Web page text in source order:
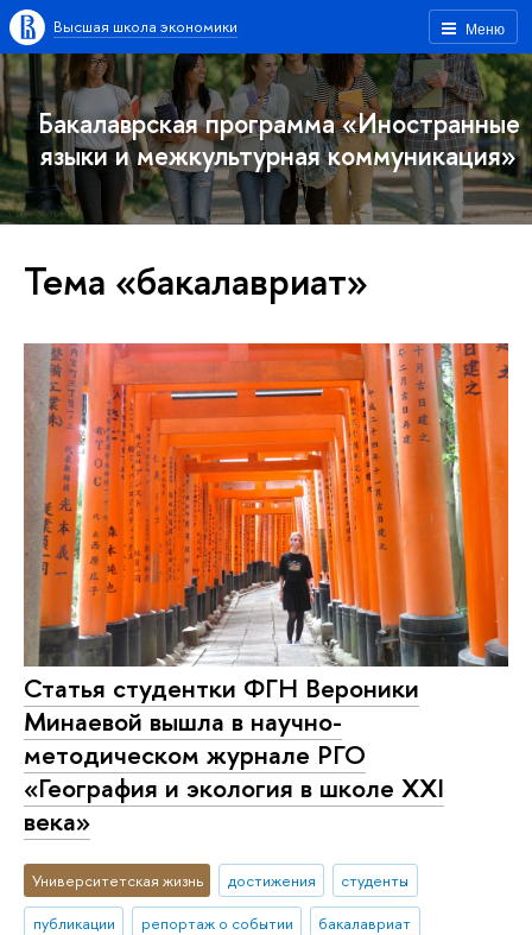
Меню
Высшая школа экономики
Бакалаврская программа «Иностранные
языки и межкультурная коммуникация»
Тема «бакалавриат»
Статья студентки ФГН Вероники
Минаевой вышла в научно-
методическом журнале РГО
«География и экология в школе XXI
века»
Университетская жизнь достижения
студенты
публикации
репортаж о событии бакалавриат